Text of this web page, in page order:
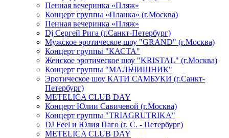
Пенная вечеринка «Пляж»
Концерт группы «Планка» (г.Москва)
Пенная вечеринка «Пляж»
Dj Сергей Рига (г.Санкт-Петербург)
Мужское эротическое шоу "GRAND" (г.Москва)
Концерт группы "КАСТА"
Женское эротическое шоу "KRISTAL" (г.Москва)
Концерт группы "МАЛЬЧИШНИК"
Эротическое шоу КАТИ САМБУКИ (г.Санкт-
Петербург)
METELICA CLUB DAY
Концерт Юлии Савичевой (г.Москва)
Концерт группы "TRIAGRUTRIKA"
DJ Feel и Юлия Паго (г. С. - Петербург)
METELICA CLUB DAY